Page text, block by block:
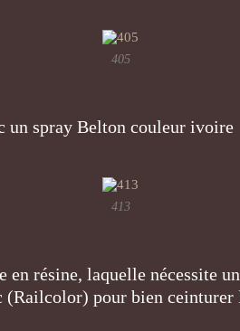
405
un spray Belton couleur ivoire
413
en résine, laquelle nécessite
(Railcolor) pour bien ceinturer